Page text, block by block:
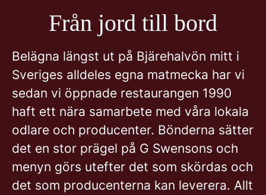
Från jord till bord
Belägna längst ut på Bjärehalvön mitt i
Sveriges alldeles egna matmecka har vi
sedan vi öppnade restaurangen 1990
haft ett nära samarbete med våra lokala
odlare och producenter. Bönderna sätter
det en stor prägel på G Swensons och
menyn görs utefter det som skördas och
det som producenterna kan leverera. Allt